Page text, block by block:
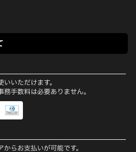
いただけます。
手数料は必要ありません。
らお支払いが可能です。